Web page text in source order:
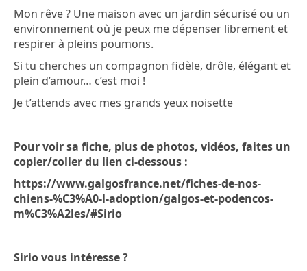
Mon rêve ? Une maison avec un jardin sécurisé ou un
environnement où je peux me dépenser librement et
respirer à pleins poumons.
Si tu cherches un compagnon fidèle, drôle, élégant et
plein d’amour… c’est moi !
Je t’attends avec mes grands yeux noisette
Pour voir sa fiche, plus de photos, vidéos, faites un
copier/coller du lien ci-dessous :
https://www.galgosfrance.net/fiches-de-nos-
chiens-%C3%A0-l-adoption/galgos-et-podencos-
m%C3%A2les/#Sirio
Sirio vous intéresse ?